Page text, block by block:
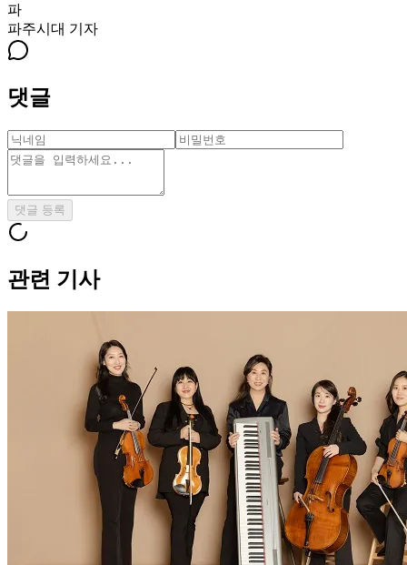
파
파주시대 기자
댓글
댓글 등록
관련 기사